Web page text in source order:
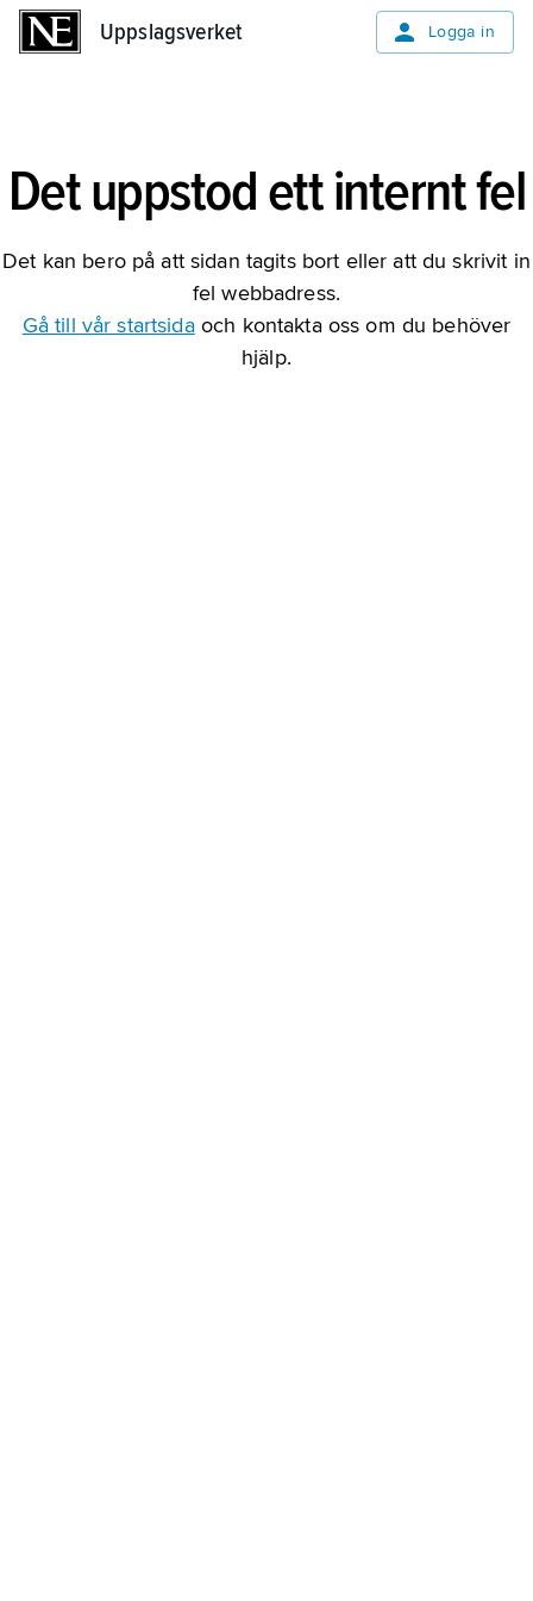
Uppslagsverket Logga in
Det uppstod ett internt fel
Det kan bero på att sidan tagits bort eller att du skrivit in
fel webbadress.
Gå till vår startsidaoch kontakta oss om du behöver
hjälp.